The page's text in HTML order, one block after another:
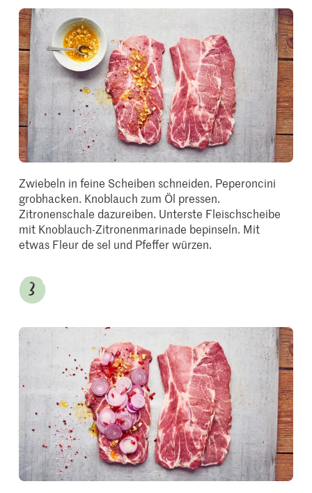
Zwiebeln in feine Scheiben schneiden. Peperoncini
grobhacken. Knoblauch zum Öl pressen.
Zitronenschale dazureiben. Unterste Fleischscheibe
mit Knoblauch-Zitronenmarinade bepinseln. Mit
etwas Fleur de sel und Pfeffer würzen.